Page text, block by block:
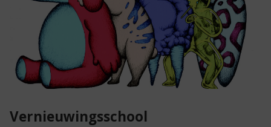
Vernieuwingsschool